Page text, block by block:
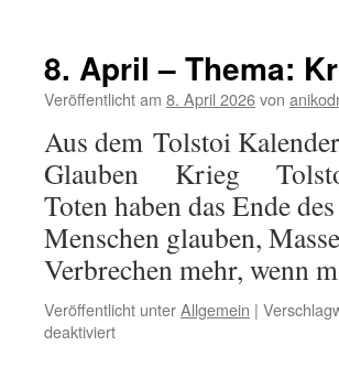
Thema:
Glaube
8. April – Thema:
Veröffentlicht am 8. April 2026von
Aus dem Tolstoi
Glauben Krieg Tolstoi
Toten haben das Ende
Menschen glauben,
Verbrechen mehr, wenn
Veröffentlicht unterAllgemein |
deaktiviertfür